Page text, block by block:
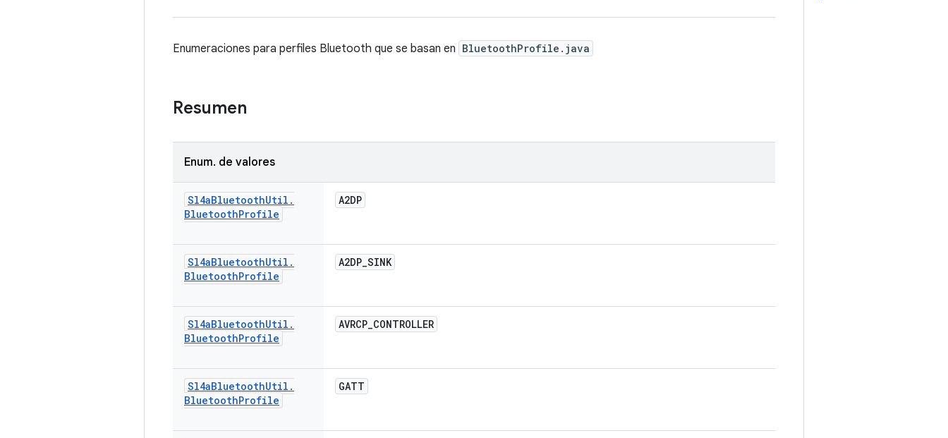
Enumeraciones para perfiles Bluetooth que se basan en BluetoothProfile.java
Resumen
Enum. de valores
Sl4aBluetoothUtil .
BluetoothProfile
A2DP
Sl4aBluetoothUtil .
BluetoothProfile
A2DP_SINK
Sl4aBluetoothUtil .
BluetoothProfile
AVRCP_CONTROLLER
Sl4aBluetoothUtil .
BluetoothProfile
GATT